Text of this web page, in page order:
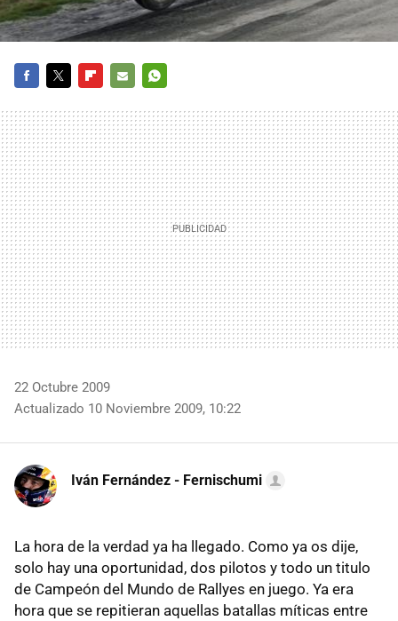
MAIL
22 Octubre 2009
Actualizado 10 Noviembre 2009, 10:22
Iván Fernández - Fernischumi
La hora de la verdad ya ha llegado. Como ya os dije,
solo hay una oportunidad, dos pilotos y todo un titulo
de Campeón del Mundo de Rallyes en juego. Ya era
hora que se repitieran aquellas batallas míticas entre